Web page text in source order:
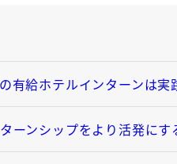
有給ホテルインターンは実
ーンシップをより活発に